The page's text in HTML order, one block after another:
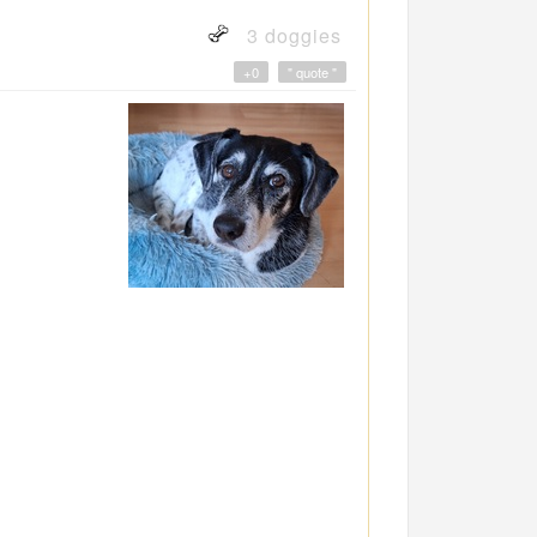
3 doggies
" quote "
+0